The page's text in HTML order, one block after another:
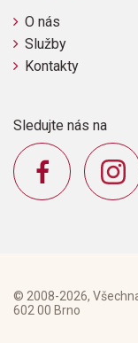
O nás
Služby
Kontakty
Sledujte nás na
© 2008-2026,
602 00 Brno